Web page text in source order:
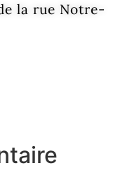
la rue Notre-